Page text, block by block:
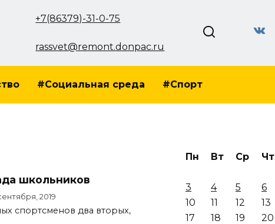
+7(86379)-31-0-75
rassvet@remont.donpac.ru
#Социальная среда #Спорт
школьников
2019
спортсменов два вторых,
Пн Вт Ср Чт
3
4 5 6
10
11 12 13
17
18 19 20